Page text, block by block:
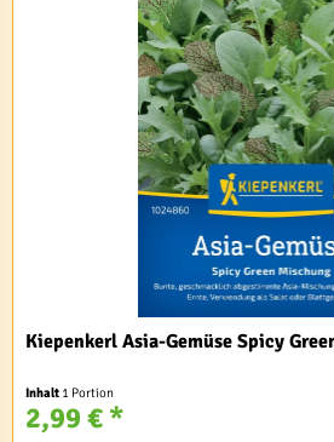
Kiepenkerl Asia-Gemüse Spicy
Inhalt 1 Portion
2,99 € *